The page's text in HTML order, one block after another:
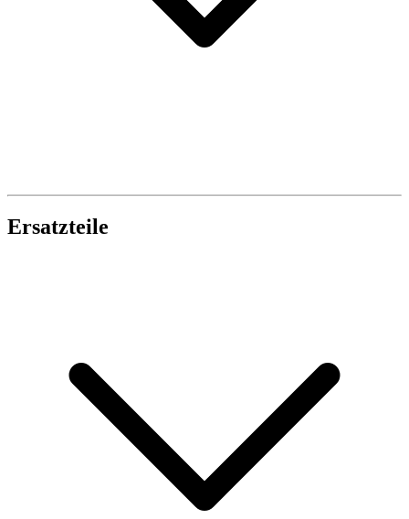
Ersatzteile